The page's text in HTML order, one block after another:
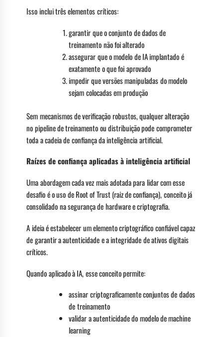
Isso inclui três elementos críticos:
garantir que o conjunto de dados de
treinamento não foi alterado
assegurar que o modelo de IA implantado é
exatamente o que foi aprovado
impedir que versões manipuladas do modelo
sejam colocadas em produção
Sem mecanismos de verificação robustos, qualquer alteração
no pipeline de treinamento ou distribuição pode comprometer
toda a cadeia de confiança da inteligência artificial.
Raízes de confiança aplicadas à inteligência artificial
Uma abordagem cada vez mais adotada para lidar com esse
desafio é o uso de Root of Trust (raiz de confiança), conceito já
consolidado na segurança de hardware e criptografia.
A ideia é estabelecer um elemento criptográfico confiável capaz
de garantir a autenticidade e a integridade de ativos digitais
críticos.
Quando aplicado à IA, esse conceito permite:
assinar criptograficamente conjuntos de dados
de treinamento
validar a autenticidade do modelo de machine
learning